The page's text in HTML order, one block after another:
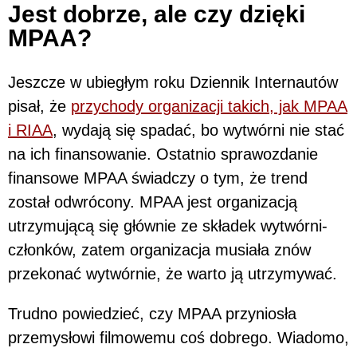
Jest dobrze, ale czy dzięki
MPAA?
Jeszcze w ubiegłym roku Dziennik Internautów
pisał, że przychody organizacji takich, jak MPAA
i RIAA, wydają się spadać, bo wytwórni nie stać
na ich finansowanie. Ostatnio sprawozdanie
finansowe MPAA świadczy o tym, że trend
został odwrócony. MPAA jest organizacją
utrzymującą się głównie ze składek wytwórni-
członków, zatem organizacja musiała znów
przekonać wytwórnie, że warto ją utrzymywać.
Trudno powiedzieć, czy MPAA przyniosła
przemysłowi filmowemu coś dobrego. Wiadomo,